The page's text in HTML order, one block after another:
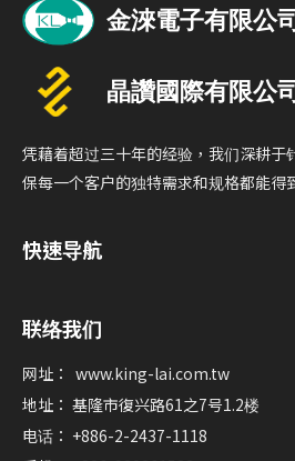
凭藉着超过三十年的经验，我们深耕于
保每一个客户的独特需求和规格都能得
快速导航
联络我们
网址： www.king-lai.com.tw
地址： 基隆市復兴路61之7号1.2楼
电话： +886-2-2437-1118